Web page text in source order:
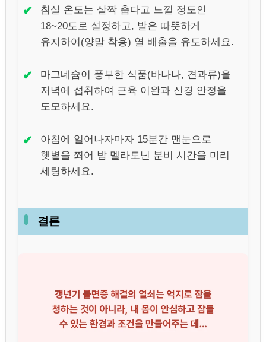
✔
침실 온도는 살짝 춥다고 느낄 정도인
18~20도로 설정하고, 발은 따뜻하게
유지하여(양말 착용) 열 배출을 유도하세요.
✔
마그네슘이 풍부한 식품(바나나, 견과류)을
저녁에 섭취하여 근육 이완과 신경 안정을
도모하세요.
✔
아침에 일어나자마자 15분간 맨눈으로
햇볕을 쬐어 밤 멜라토닌 분비 시간을 미리
세팅하세요.
결론